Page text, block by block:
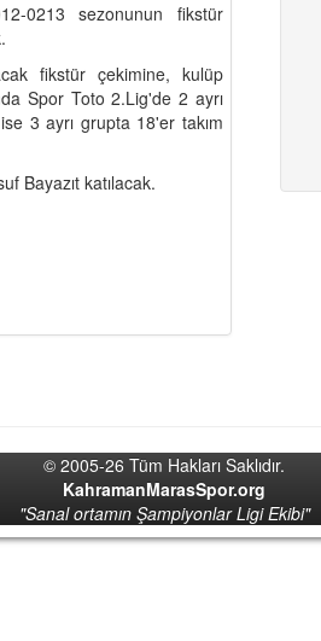
0213 sezonunun fikstür
fikstür çekimine, kulüp
Spor Toto 2.Lig'de 2 ayrı
3 ayrı grupta 18'er takım
Bayazıt katılacak.
© 2005-26 Tüm Hakları Saklıdır.
KahramanMarasSpor.org
"Sanal ortamın Şampiyonlar Ligi Ekibi"